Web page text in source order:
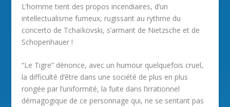
L’homme tient des propos incendiaires, d’un
intellectualisme fumeux, rugissant au rythme du
concerto de Tchaïkovski, s’armant de Nietzsche et de
Schopenhauer !
“Le Tigre” dénonce, avec un humour quelquefois cruel,
la difficulté d’être dans une société de plus en plus
rongée par l’uniformité, la fuite dans l’irrationnel
démagogique de ce personnage qui, ne se sentant pas